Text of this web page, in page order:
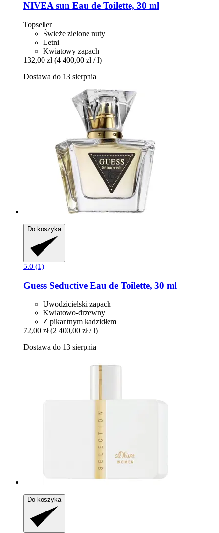
NIVEA sun Eau de Toilette, 30 ml
Topseller
Świeże zielone nuty
Letni
Kwiatowy zapach
132,00 zł (4 400,00 zł / l)
Dostawa do 13 sierpnia
Do koszyka
5.0 (1)
Guess Seductive Eau de Toilette, 30 ml
Uwodzicielski zapach
Kwiatowo-drzewny
Z pikantnym kadzidłem
72,00 zł (2 400,00 zł / l)
Dostawa do 13 sierpnia
Do koszyka